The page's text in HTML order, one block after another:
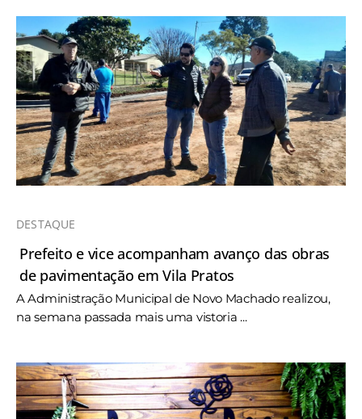
DESTAQUE
Prefeito e vice acompanham avanço das obras
de pavimentação em Vila Pratos
A Administração Municipal de Novo Machado realizou,
na semana passada mais uma vistoria ...